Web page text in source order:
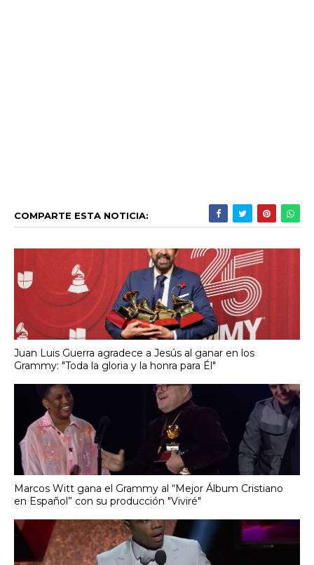
COMPARTE ESTA NOTICIA:
Juan Luis Guerra agradece a Jesús al ganar en los
Grammy: "Toda la gloria y la honra para Él"
Marcos Witt gana el Grammy al “Mejor Álbum Cristiano
en Español” con su producción "Viviré"